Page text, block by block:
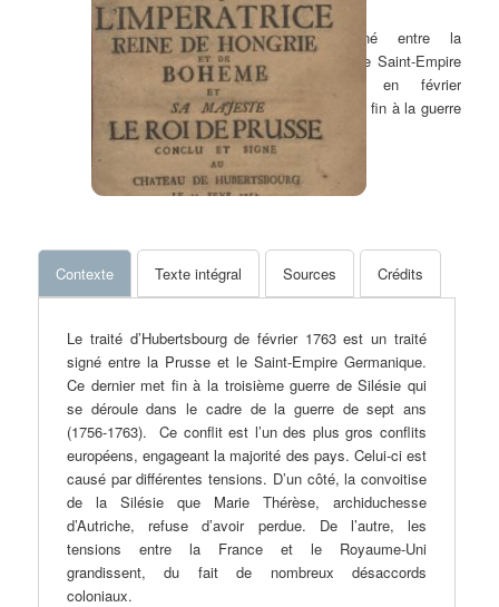
Traité signé entre la
Prusse et le Saint-Empire
germanique en février
1763. Il met fin à la guerre
de Silésie.
Contexte Texte intégral Sources Crédits
Le traité d’Hubertsbourg de février 1763 est un traité
signé entre la Prusse et le Saint-Empire Germanique.
Ce dernier met fin à la troisième guerre de Silésie qui
se déroule dans le cadre de la guerre de sept ans
(1756-1763). Ce conflit est l’un des plus gros conflits
européens, engageant la majorité des pays. Celui-ci est
causé par différentes tensions. D’un côté, la convoitise
de la Silésie que Marie Thérèse, archiduchesse
d’Autriche, refuse d’avoir perdue. De l’autre, les
tensions entre la France et le Royaume-Uni
grandissent, du fait de nombreux désaccords
coloniaux.